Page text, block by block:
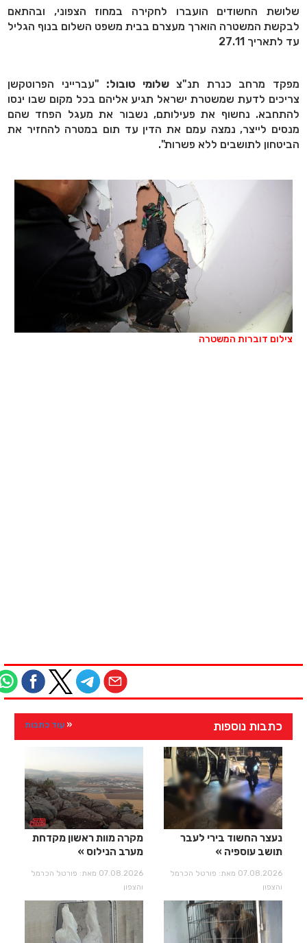
שלושת החשודים הועברו לחקירה במחוז הצפוני, ובהתאם
לבקשת המשטרה הוארך מעצרם בבית משפט השלום בנוף הגליל
עד לתאריך 27.11
מפקד מרחב כנרת תנ"צ שלומי טובול:"עברייני הפרוטקשן
צריכים לדעת שמשטרת ישראל תגיע אליהם בכל מקום שבו ינסו
להתחבא. נחשוף את פעילותם, נשבור את מעגל הפחד שהם
מנסים לייצר, נמצה עמם את הדין עד תום במטרה להחזיר את
הביטחון לתושבים ללא פשרות".
צילום דוברות המשטרה
כתבות נוספות עוד כתבות
נעצר החשוד בירי לעבר
תושב עוספיה
07.08.2026 מאת: פורטל הכרמל
והצפון
מקרה מוות ראשון מקדחת
מערב הנילוס
07.08.2026 מאת: פורטל הכרמל
והצפון